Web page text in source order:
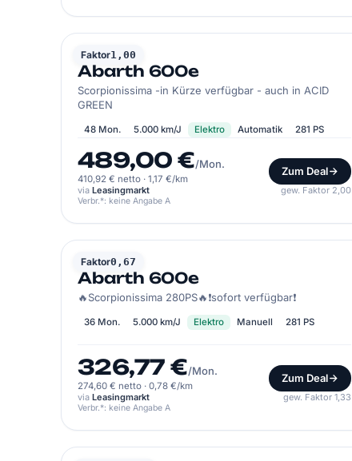
Faktor1,00
ABARTH
Abarth 600e
Scorpionissima -in Kürze verfügbar - auch in ACID
GREEN
48 Mon. 5.000 km/J Elektro Automatik 281 PS
489,00 €/Mon.
410,92 € netto · 1,17 €/km
Zum Deal
via Leasingmarkt gew. Faktor 2,00
Verbr.*: keine Angabe A
Faktor0,67
ABARTH
Abarth 600e
🔥Scorpionissima 280PS🔥❗️sofort verfügbar❗️
36 Mon. 5.000 km/J Elektro Manuell 281 PS
326,77 €/Mon.
274,60 € netto · 0,78 €/km
Zum Deal
via Leasingmarkt gew. Faktor 1,33
Verbr.*: keine Angabe A